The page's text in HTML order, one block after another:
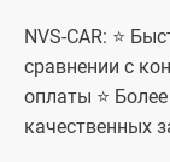
NVS-CAR: ⭐
сравнении с
оплаты ⭐
качественных